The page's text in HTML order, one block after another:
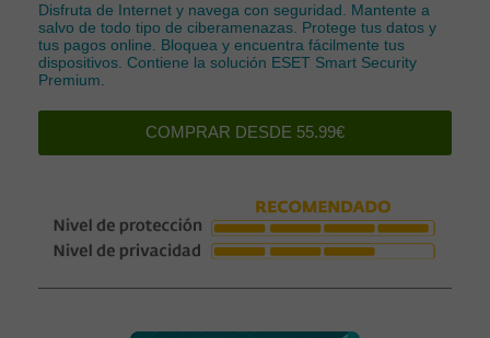
Disfruta de Internet y navega con seguridad. Mantente a
salvo de todo tipo de ciberamenazas. Protege tus datos y
tus pagos online. Bloquea y encuentra fácilmente tus
dispositivos. Contiene la solución ESET Smart Security
Premium.
COMPRAR DESDE 55.99€